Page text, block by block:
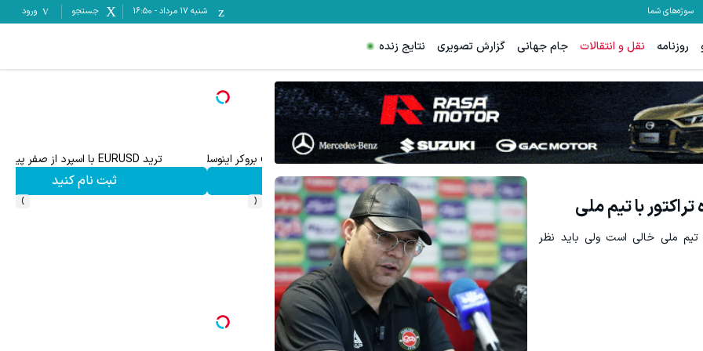
سوژه‌های شما شنبه ۱۷ مرداد -
16:50 جستجو ورود
روزنامه نقل و انتقالات جام جهانی گزارش تصویری نتایج زنده
با تیم ملی
ملی خالی است ولی باید نظر
ترید EURUSD با اسپرد از صفر پیپ
ثبت نام کنید
تا ۳۰۰ دلار پاداش برای ثبت نام جدید در بروکر اینوسلو
ثبت نام کنید
‹
›